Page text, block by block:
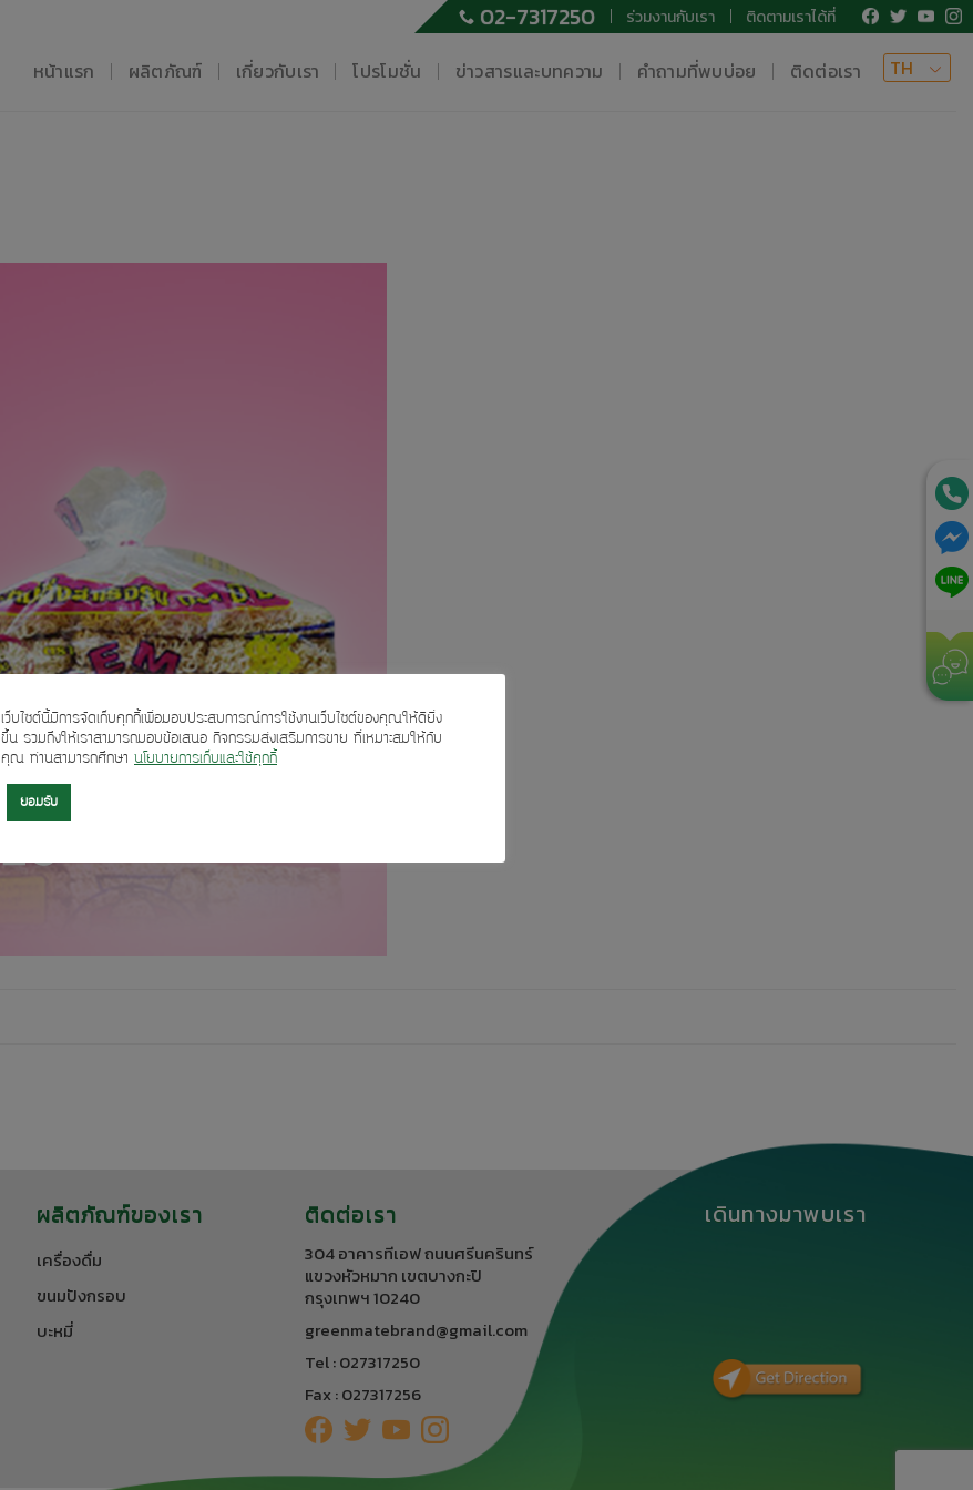
02-7317250 ร่วมงานกับเรา ติดตามเราได้ที่
หน้าแรก ผลิตภัณฑ์ เกี่ยวกับเรา โปรโมชั่น ข่าวสารและบทความ คำถามที่พบบ่อย ติดต่อเรา TH
ผลิตภัณฑ์ของเรา
เครื่องดื่ม
ขนมปังกรอบ
บะหมี่
ติดต่อเรา
304 อาคารทีเอฟ ถนนศรีนครินทร์
แขวงหัวหมาก เขตบางกะปิ
กรุงเทพฯ 10240
greenmatebrand@gmail.com
Tel : 027317250
Fax : 027317256
เดินทางมาพบเรา
เว็บไซต์นี้มีการจัดเก็บคุกกี้เพื่อมอบประสบการณ์การใช้งานเว็บไซต์ของคุณให้ดียิ่ง
ขึ้น รวมถึงให้เราสามารถมอบข้อเสนอ กิจกรรมส่งเสริมการขาย ที่เหมาะสมให้กับ
คุณ ท่านสามารถศึกษา นโยบายการเก็บและใช้คุกกี้
ยอมรับ